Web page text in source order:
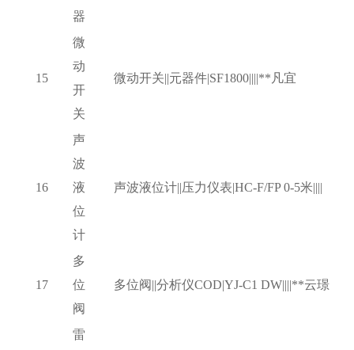
器
15
微
动
开
关
微动开关||元器件|SF1800||||**凡宜
16
声
波
液
位
计
声波液位计||压力仪表|HC-F/FP 0-5米||||
17
多
位
阀
多位阀||分析仪COD|YJ-C1 DW||||**云璟
雷